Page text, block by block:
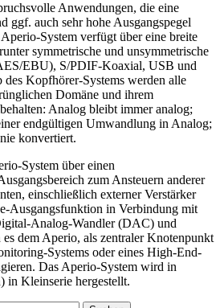
Anwendungen, die eine
ggf. auch sehr hohe Ausgangspegel
System verfügt über eine breite
symmetrische und unsymmetrische
EBU), S/PDIF-Koaxial, USB und
Kopfhörer-Systems werden alle
Domäne und ihrem
Analog bleibt immer analog;
endgültigen Umwandlung in Analog;
konvertiert.
System über einen
zum Ansteuern anderer
einschließlich externer Verstärker
Ausgangsfunktion in Verbindung mit
Analog-Wandler (DAC) und
dem Aperio, als zentraler Knotenpunkt
Systems oder eines High-End-
Das Aperio-System wird in
in Kleinserie hergestellt.